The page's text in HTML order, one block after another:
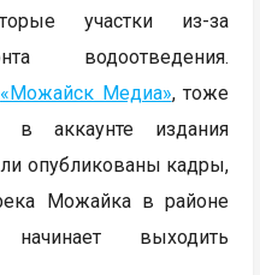
участки из-за
водоотведения.
«Можайск Медиа», тоже
в аккаунте издания
опубликованы кадры,
Можайка в районе
выходить